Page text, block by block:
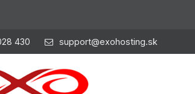
430 support@exohosting.sk